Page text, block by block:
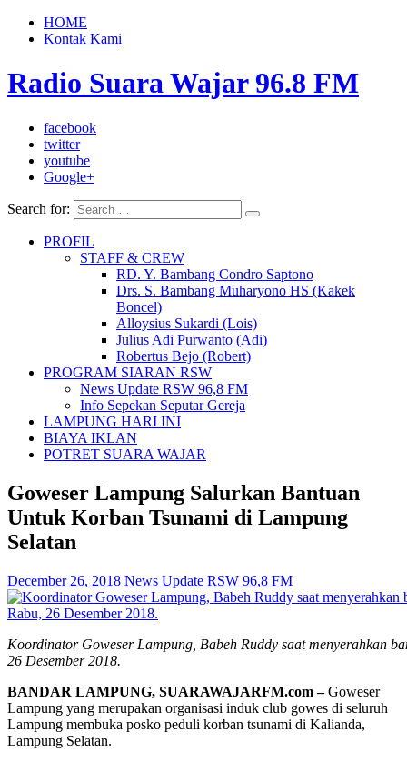
HOME
Kontak Kami
Radio Suara Wajar 96.8 FM
facebook
twitter
youtube
Google+
Search for:
PROFIL
STAFF & CREW
RD. Y. Bambang Condro Saptono
Drs. S. Bambang Muharyono HS (Kakek
Boncel)
Alloysius Sukardi (Lois)
Julius Adi Purwanto (Adi)
Robertus Bejo (Robert)
PROGRAM SIARAN RSW
News Update RSW 96,8 FM
Info Sepekan Seputar Gereja
LAMPUNG HARI INI
BIAYA IKLAN
POTRET SUARA WAJAR
Goweser Lampung Salurkan Bantuan
Untuk Korban Tsunami di Lampung
Selatan
December 26, 2018 News Update RSW 96,8 FM
Koordinator Goweser Lampung, Babeh Ruddy saat menyerahkan
26 Desember 2018.
BANDAR LAMPUNG, SUARAWAJARFM.com –Goweser
Lampung yang merupakan organisasi induk club gowes di seluruh
Lampung membuka posko peduli korban tsunami di Kalianda,
Lampung Selatan.